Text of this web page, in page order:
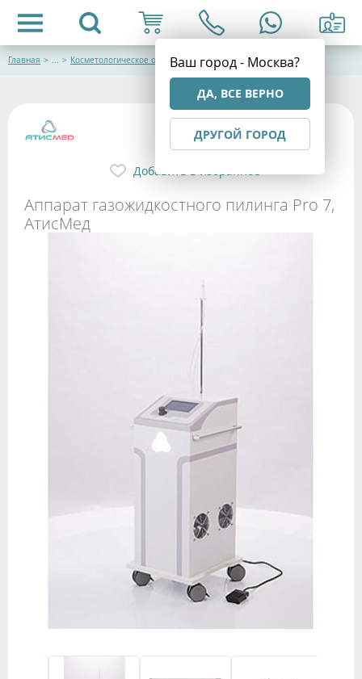
Ваш город - Москва?
ДА, ВСЕ ВЕРНО
ДРУГОЙ ГОРОД
Главная > ... > Косметологическое оборудование
Аппарат газожидкостного пилинга Pro 7,
АтисМед
Добавить в избранное